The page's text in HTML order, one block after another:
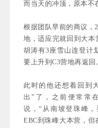
而当天的冲顶，原本不
根据团队早前的商议，
地，适应完就回到大本
胡涛有3座雪山连登计
要上升到C3营地再返回
此时的他还想着回到
出”了，之前便常常
说，“从南坡登珠峰
EBC到珠峰大本营，